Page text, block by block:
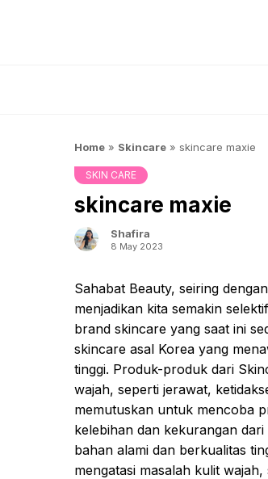
Home » Skincare » skincare maxie
SKIN CARE
skincare maxie
Shafira
8 May 2023
Sahabat Beauty, seiring
menjadikan kita semakin
brand skincare yang saat ini
skincare asal Korea yang
tinggi. Produk-produk dari
wajah, seperti jerawat,
memutuskan untuk mencoba
kelebihan dan kekurangan
bahan alami dan berkualitas
mengatasi masalah kulit